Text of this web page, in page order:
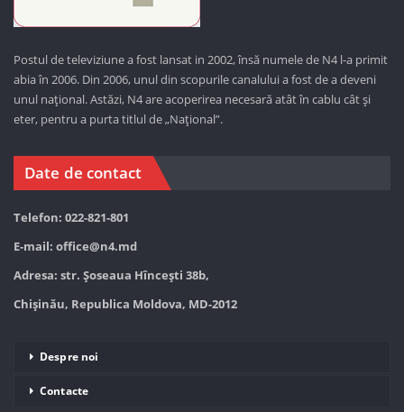
Postul de televiziune a fost lansat in 2002, însă numele de N4 l-a primit
abia în 2006. Din 2006, unul din scopurile canalului a fost de a deveni
unul național. Astăzi, N4 are acoperirea necesară atât în cablu cât și
eter, pentru a purta titlul de „Național”.
Date de contact
Telefon: 022-821-801
E-mail: office@n4.md
Adresa: str. Șoseaua Hînceşti 38b,
Chișinău, Republica Moldova, MD-2012
Despre noi
Contacte